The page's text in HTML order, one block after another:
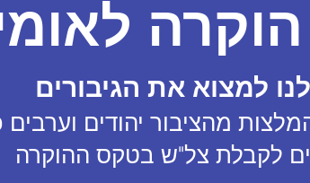
למצוא את הגיבורים
מהציבור יהודים
לקבלת צל"ש בטקס ההוקרה